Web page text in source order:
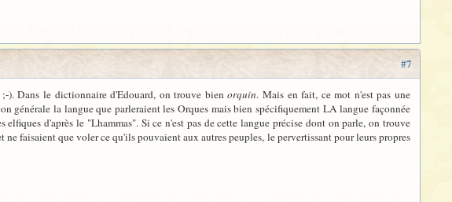
#7
;-). Dans le dictionnaire d'Edouard, on trouve bienorquin. Mais en fait, ce mot n'est pas une
générale la langue que parleraient les Orques mais bien spécifiquement LA langue façonnée
elfiques d'après le "Lhammas". Si ce n'est pas de cette langue précise dont on parle, on trouve
faisaient que voler ce qu'ils pouvaient aux autres peuples, le pervertissant pour leurs propres